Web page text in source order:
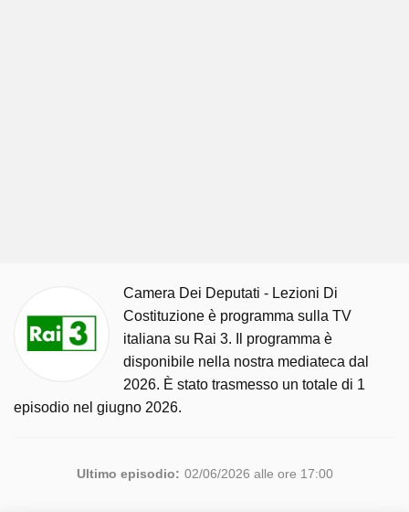
Camera Dei Deputati - Lezioni Di
Costituzione è programma sulla TV
italiana su Rai 3. Il programma è
disponibile nella nostra mediateca dal
2026. È stato trasmesso un totale di 1
episodio nel giugno 2026.
Ultimo episodio: 02/06/2026 alle ore 17:00